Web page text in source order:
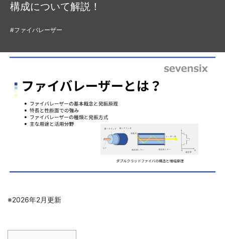
構成について解説！
#ファイバレーザー
※2026年2月更新